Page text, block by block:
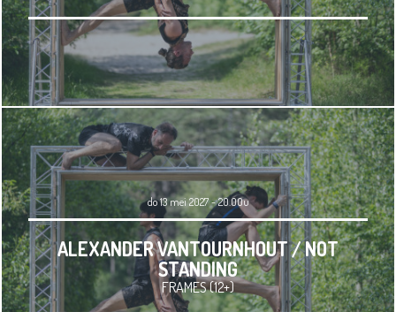
do 13 mei 2027 - 20.00u
ALEXANDER VANTOURNHOUT / NOT
STANDING
FRAMES (12+)